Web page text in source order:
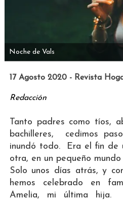
Noche de Vals
17 Agosto 2020 - Revista
Redacción
Tanto padres como tíos,
bachilleres, cedimos
inundó todo. Era el fin de
otra, en un pequeño
Solo unos días atrás, y
hemos celebrado en
Amelia, mi última hija.